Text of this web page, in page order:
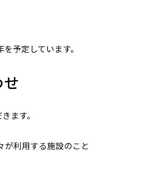
予定しています。
ます。
が利用する施設のこと